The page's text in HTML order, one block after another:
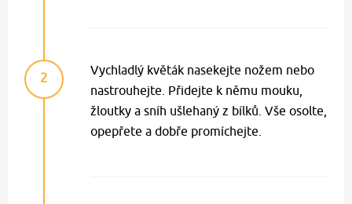
2
Vychladlý květák nasekejte nožem nebo
nastrouhejte. Přidejte k němu mouku,
žloutky a sníh ušlehaný z bílků. Vše osolte,
opepřete a dobře promíchejte.